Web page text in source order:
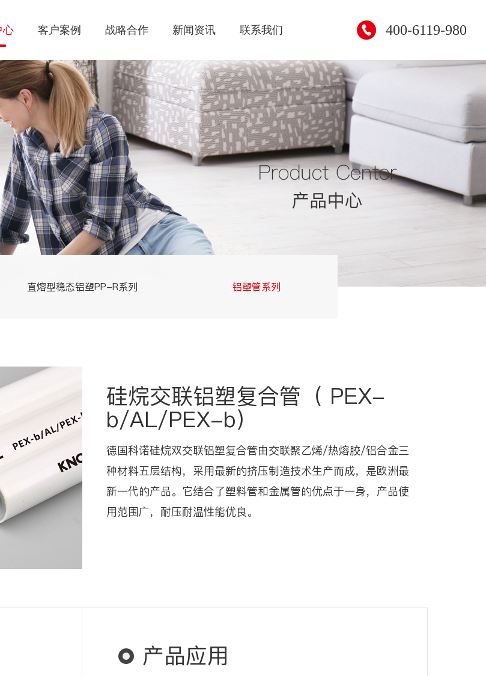
心 客户案例 战略合作 新闻资讯 联系我们 400-6119-980
直熔型稳态铝塑PP-R系列 铝塑管系列 交联管系列
硅烷交联铝塑复合管（ PEX-
b/AL/PEX-b）
德国科诺硅烷双交联铝塑复合管由交联聚乙烯/热熔胶/铝合金三
种材料五层结构，采用最新的挤压制造技术生产而成，是欧洲最
新一代的产品。它结合了塑料管和金属管的优点于一身，产品使
用范围广，耐压耐温性能优良。
产品应用